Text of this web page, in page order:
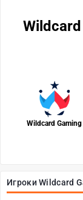
Игроки Wildcard
Wildcard Gaming